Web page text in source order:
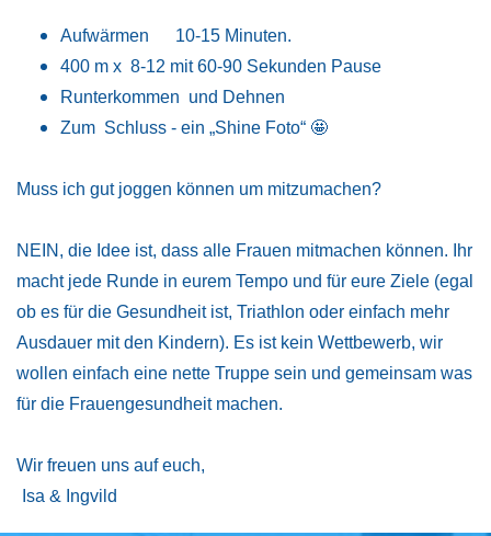
Aufwärmen 10-15 Minuten.
400 m x 8-12 mit 60-90 Sekunden Pause
Runterkommen und Dehnen
Zum Schluss - ein „Shine Foto“ 🤩
Muss ich gut joggen können um mitzumachen?
NEIN, die Idee ist, dass alle Frauen mitmachen können. Ihr
macht jede Runde in eurem Tempo und für eure Ziele (egal
ob es für die Gesundheit ist, Triathlon oder einfach mehr
Ausdauer mit den Kindern). Es ist kein Wettbewerb, wir
wollen einfach eine nette Truppe sein und gemeinsam was
für die Frauengesundheit machen.
Wir freuen uns auf euch,
Isa & Ingvild